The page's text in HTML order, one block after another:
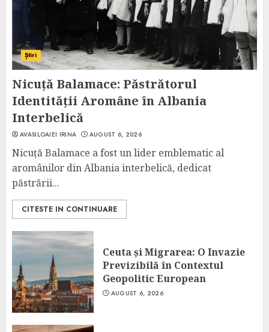
Știri
Nicuță Balamace: Păstrătorul
Identității Aromâne în Albania
Interbelică
AVASILOAIEI IRINA AUGUST 6, 2026
Nicuță Balamace a fost un lider emblematic al
aromânilor din Albania interbelică, dedicat
păstrării...
CITESTE IN CONTINUARE
Ceuta și Migrarea: O Invazie
Previzibilă în Contextul
Geopolitic European
AUGUST 6, 2026